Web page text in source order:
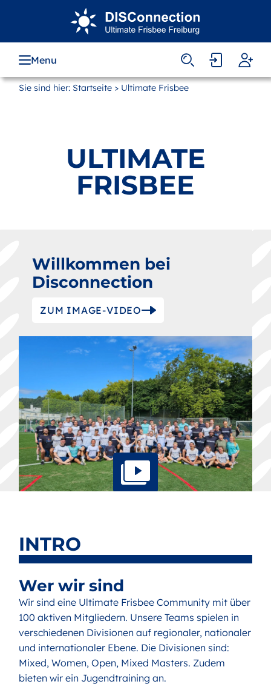
Menu
Sie sind hier: Startseite> Ultimate Frisbee
ULTIMATE
FRISBEE
Willkommen bei
Disconnection
ZUM IMAGE-VIDEO
INTRO
Wer wir sind
Wir sind eine Ultimate Frisbee Community mit über
100 aktiven Mitgliedern. Unsere Teams spielen in
verschiedenen Divisionen auf regionaler, nationaler
und internationaler Ebene. Die Divisionen sind:
Mixed, Women, Open, Mixed Masters. Zudem
bieten wir ein Jugendtraining an.